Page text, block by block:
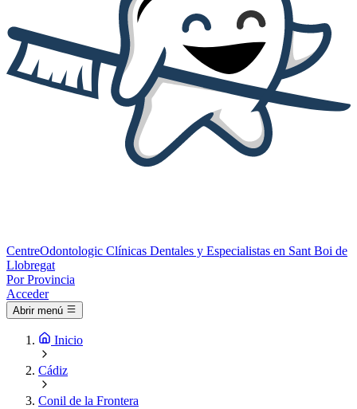
CentreOdontologic Clínicas Dentales y Especialistas en Sant Boi de
Llobregat
Por Provincia
Acceder
Abrir menú
Inicio
Cádiz
Conil de la Frontera